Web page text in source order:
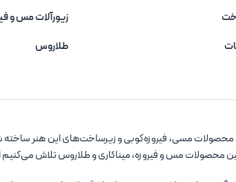
زیورآلات مس و
طلاروس
مسی، فیروزه‌کوبی و زیرساخت‌های این هنر
محصولات مس و فیروزه، میناکاری و طلاروس تلاش